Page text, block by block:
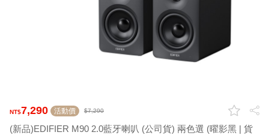
7,290 活動價 7,290
(新品)EDIFIER M90 2.0藍牙喇叭 (公司貨) 兩色選 (曜影黑 | 貨